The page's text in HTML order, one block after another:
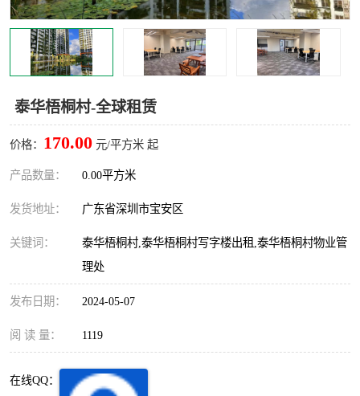
泰华梧桐村-全球租赁
价格： 170.00 元/平方米 起
产品数量： 0.00平方米
发货地址： 广东省深圳市宝安区
关键词：
泰华梧桐村,泰华梧桐村写字楼出租,泰华梧桐村物业管
理处
发布日期： 2024-05-07
阅 读 量： 1119
在线QQ：
宝安区 西乡
兴东 石岩
福田华强北
南山后海
南头
深圳超级总部基地 后海
蛇口